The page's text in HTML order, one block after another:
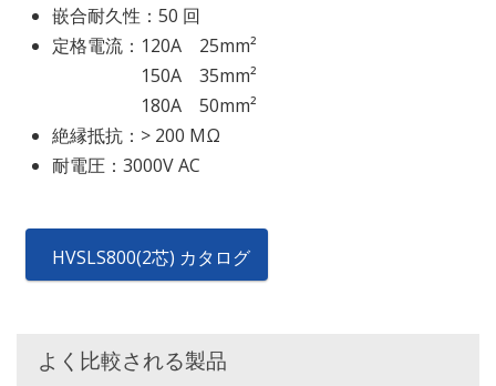
嵌合耐久性：50 回
定格電流：120A 25mm²
150A 35mm²
180A 50mm²
絶縁抵抗：> 200 MΩ
耐電圧：3000V AC
HVSLS800(2芯) カタログ
よく比較される製品